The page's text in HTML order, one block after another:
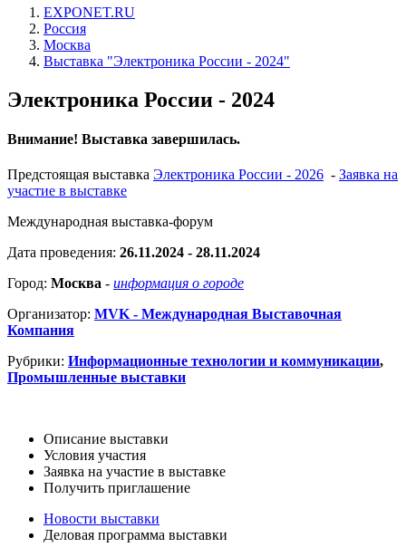
EXPONET.RU
Россия
Москва
Выставка "Электроника России - 2024"
Электроника России - 2024
Внимание! Выставка завершилась.
Предстоящая выставка Электроника России - 2026 - Заявка на
участие в выставке
Международная выставка-форум
Дата проведения: 26.11.2024 - 28.11.2024
Город: Москва - информация о городе
Организатор: MVK - Международная Выставочная
Компания
Рубрики: Информационные технологии и коммуникации,
Промышленные выставки
Описание выставки
Условия участия
Заявка на участие в выставке
Получить приглашение
Новости выставки
Деловая программа выставки